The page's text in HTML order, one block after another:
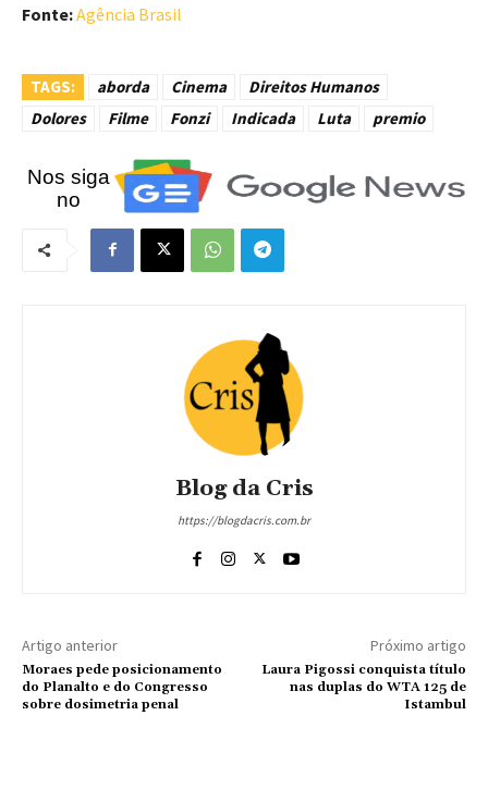
Fonte:Agência Brasil
TAGS: aborda Cinema
Direitos Humanos
Dolores
Filme Fonzi Indicada Luta premio
Nos siga
no
Blog da Cris
https://blogdacris.com.br
Artigo anterior
Moraes pede posicionamento
do Planalto e do Congresso
sobre dosimetria penal
Próximo artigo
Laura Pigossi conquista título
nas duplas do WTA 125 de
Istambul